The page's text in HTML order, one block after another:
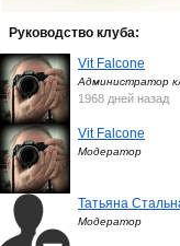
Руководство клуба:
Vit Falcone
Администратор
1968 дней назад
Vit Falcone
Модератор
Татьяна
Модератор